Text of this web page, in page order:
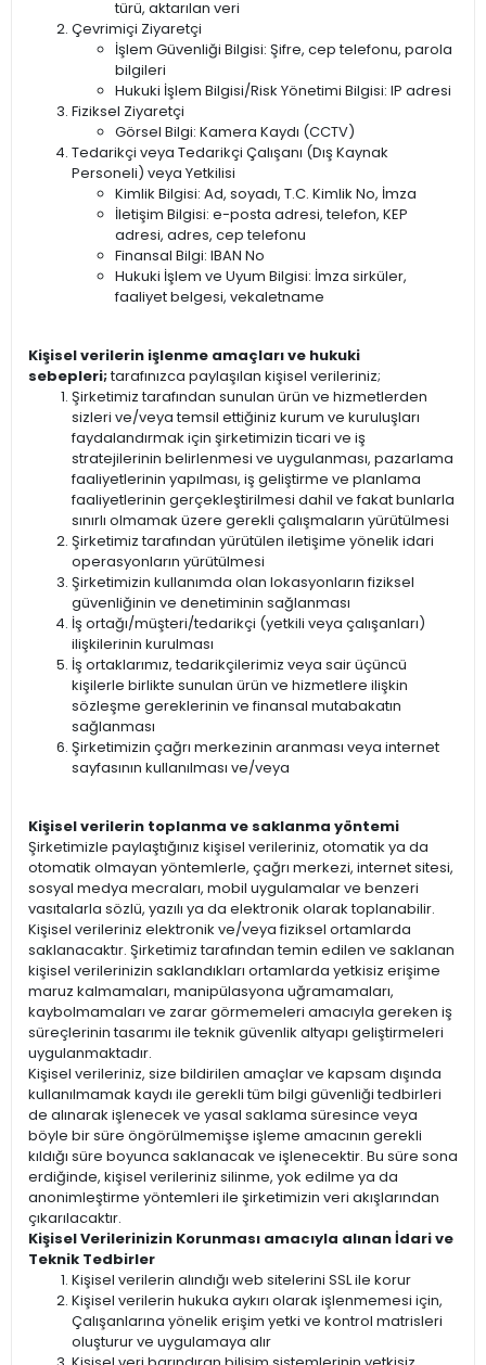
türü, aktarılan veri
Çevrimiçi Ziyaretçi
İşlem Güvenliği Bilgisi: Şifre, cep telefonu, parola
bilgileri
Hukuki İşlem Bilgisi/Risk Yönetimi Bilgisi: IP adresi
Fiziksel Ziyaretçi
Görsel Bilgi: Kamera Kaydı (CCTV)
Tedarikçi veya Tedarikçi Çalışanı (Dış Kaynak
Personeli) veya Yetkilisi
Kimlik Bilgisi: Ad, soyadı, T.C. Kimlik No, İmza
İletişim Bilgisi: e-posta adresi, telefon, KEP
adresi, adres, cep telefonu
Finansal Bilgi: IBAN No
Hukuki İşlem ve Uyum Bilgisi: İmza sirküler,
faaliyet belgesi, vekaletname
Kişisel verilerin işlenme amaçları ve hukuki
sebepleri;tarafınızca paylaşılan kişisel verileriniz;
Şirketimiz tarafından sunulan ürün ve hizmetlerden
sizleri ve/veya temsil ettiğiniz kurum ve kuruluşları
faydalandırmak için şirketimizin ticari ve iş
stratejilerinin belirlenmesi ve uygulanması, pazarlama
faaliyetlerinin yapılması, iş geliştirme ve planlama
faaliyetlerinin gerçekleştirilmesi dahil ve fakat bunlarla
sınırlı olmamak üzere gerekli çalışmaların yürütülmesi
Şirketimiz tarafından yürütülen iletişime yönelik idari
operasyonların yürütülmesi
Şirketimizin kullanımda olan lokasyonların fiziksel
güvenliğinin ve denetiminin sağlanması
İş ortağı/müşteri/tedarikçi (yetkili veya çalışanları)
ilişkilerinin kurulması
İş ortaklarımız, tedarikçilerimiz veya sair üçüncü
kişilerle birlikte sunulan ürün ve hizmetlere ilişkin
sözleşme gereklerinin ve finansal mutabakatın
sağlanması
Şirketimizin çağrı merkezinin aranması veya internet
sayfasının kullanılması ve/veya
Kişisel verilerin toplanma ve saklanma yöntemi
Şirketimizle paylaştığınız kişisel verileriniz, otomatik ya da
otomatik olmayan yöntemlerle, çağrı merkezi, internet sitesi,
sosyal medya mecraları, mobil uygulamalar ve benzeri
vasıtalarla sözlü, yazılı ya da elektronik olarak toplanabilir.
Kişisel verileriniz elektronik ve/veya fiziksel ortamlarda
saklanacaktır. Şirketimiz tarafından temin edilen ve saklanan
kişisel verilerinizin saklandıkları ortamlarda yetkisiz erişime
maruz kalmamaları, manipülasyona uğramamaları,
kaybolmamaları ve zarar görmemeleri amacıyla gereken iş
süreçlerinin tasarımı ile teknik güvenlik altyapı geliştirmeleri
uygulanmaktadır.
Kişisel verileriniz, size bildirilen amaçlar ve kapsam dışında
kullanılmamak kaydı ile gerekli tüm bilgi güvenliği tedbirleri
de alınarak işlenecek ve yasal saklama süresince veya
böyle bir süre öngörülmemişse işleme amacının gerekli
kıldığı süre boyunca saklanacak ve işlenecektir. Bu süre sona
erdiğinde, kişisel verileriniz silinme, yok edilme ya da
anonimleştirme yöntemleri ile şirketimizin veri akışlarından
çıkarılacaktır.
Kişisel Verilerinizin Korunması amacıyla alınan İdari ve
Teknik Tedbirler
Kişisel verilerin alındığı web sitelerini SSL ile korur
Kişisel verilerin hukuka aykırı olarak işlenmemesi için,
Çalışanlarına yönelik erişim yetki ve kontrol matrisleri
oluşturur ve uygulamaya alır